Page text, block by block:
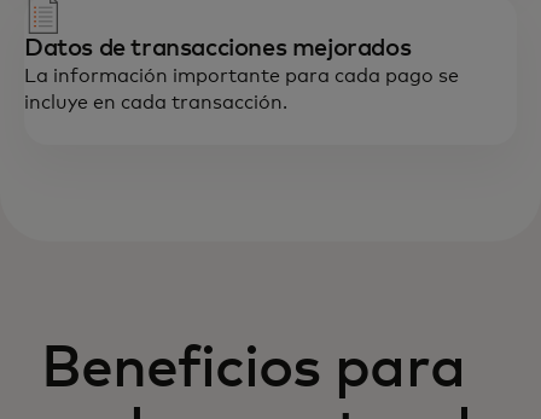
Datos de transacciones mejorados
La información importante para cada pago se
incluye en cada transacción.
Beneficios para